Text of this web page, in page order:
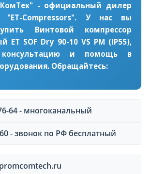
- официальный дилер
"ET-Compressors". У нас вы
Винтовой компрессор
ET SOF Dry 90-10 VS PM (IP55),
консультацию и помощь в
Обращайтесь:
64 - многоканальный
- звонок по РФ бесплатный